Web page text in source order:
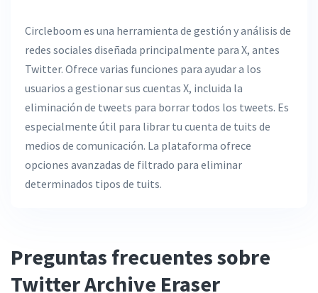
Circleboom es una herramienta de gestión y análisis de
redes sociales diseñada principalmente para X, antes
Twitter. Ofrece varias funciones para ayudar a los
usuarios a gestionar sus cuentas X, incluida la
eliminación de tweets para borrar todos los tweets. Es
especialmente útil para librar tu cuenta de tuits de
medios de comunicación. La plataforma ofrece
opciones avanzadas de filtrado para eliminar
determinados tipos de tuits.
Preguntas frecuentes sobre
Twitter Archive Eraser